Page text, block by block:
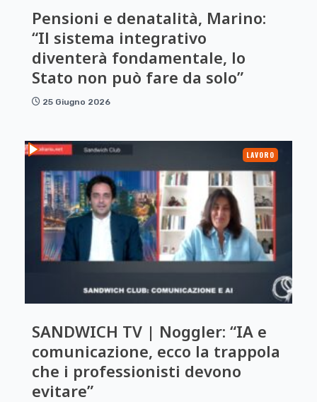
Pensioni e denatalità, Marino:
“Il sistema integrativo
diventerà fondamentale, lo
Stato non può fare da solo”
25 Giugno 2026
LAVORO
SANDWICH TV | Noggler: “IA e
comunicazione, ecco la trappola
che i professionisti devono
evitare”